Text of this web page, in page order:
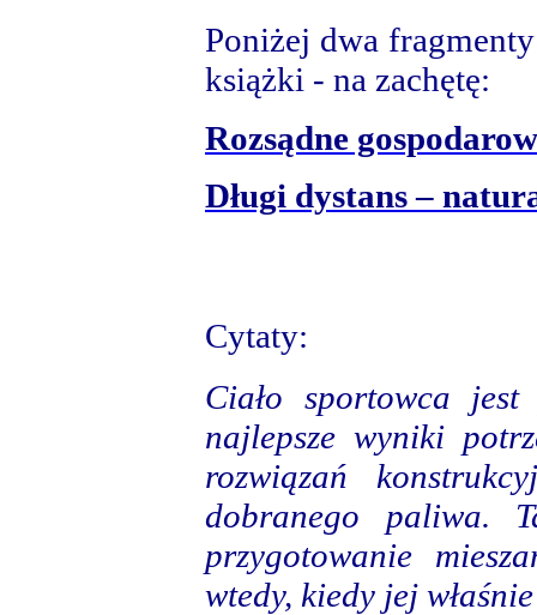
Poniżej dwa
książki - na zachętę:
Rozsądne
Długi dystans –
Cytaty:
Ciało sportowca
najlepsze wyniki
rozwiązań
dobranego paliwa.
przygotowanie
wtedy, kiedy jej